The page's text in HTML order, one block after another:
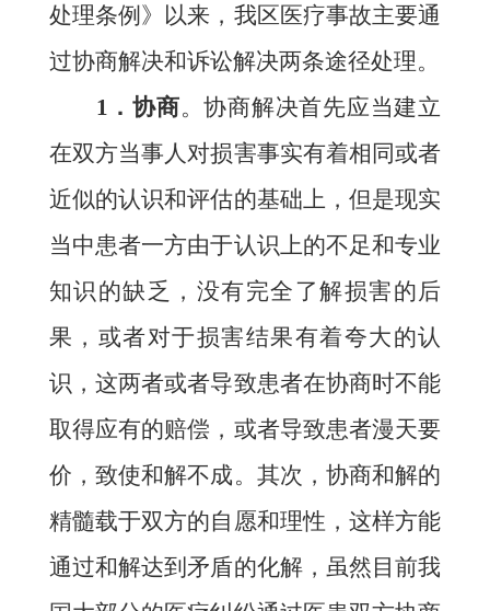
处理条例》以来，我区医疗事故主要通
过协商解决和诉讼解决两条途径处理。
1 ．协商。协商解决首先应当建立
在双方当事人对损害事实有着相同或者
近似的认识和评估的基础上，但是现实
当中患者一方由于认识上的不足和专业
知识的缺乏，没有完全了解损害的后
果，或者对于损害结果有着夸大的认
识，这两者或者导致患者在协商时不能
取得应有的赔偿，或者导致患者漫天要
价，致使和解不成。其次，协商和解的
精髓载于双方的自愿和理性，这样方能
通过和解达到矛盾的化解，虽然目前我